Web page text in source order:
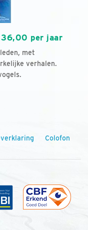
per jaar
met
verhalen.
Colofon